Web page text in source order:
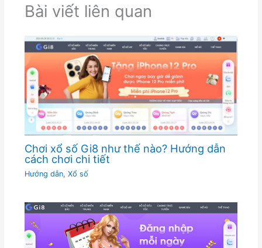
Bài viết liên quan
Chơi xổ số Gi8 như thế nào? Hướng dẫn
cách chơi chi tiết
Hướng dẫn, Xổ số